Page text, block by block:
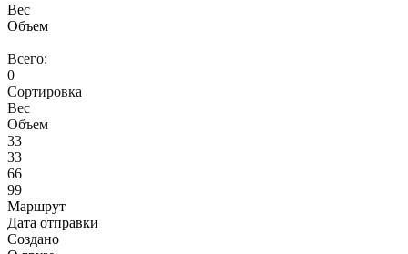
Вес
Объем
Всего:
0
Сортировка
Вес
Объем
33
33
66
99
Маршрут
Дата отправки
Создано